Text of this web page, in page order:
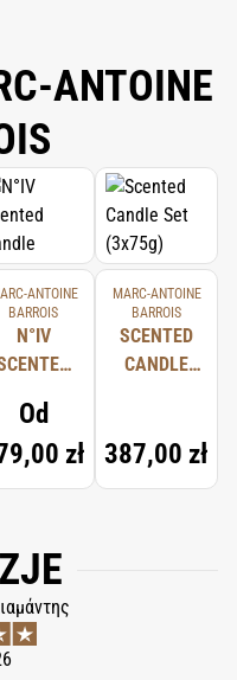
ANTOINE
ANTOINE
BARROIS
N°IV
Od
zł
MARC-ANTOINE
BARROIS
SCENTED
CANDLE
387,00 zł